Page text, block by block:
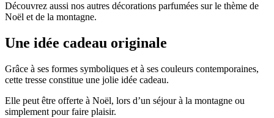
Découvrez aussi nos autres décorations parfumées sur le thème de
Noël et de la montagne.
Une idée cadeau originale
Grâce à ses formes symboliques et à ses couleurs contemporaines,
cette tresse constitue une jolie idée cadeau.
Elle peut être offerte à Noël, lors d’un séjour à la montagne ou
simplement pour faire plaisir.